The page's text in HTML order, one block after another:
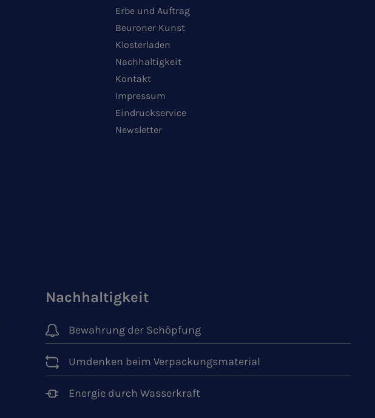
Erbe und Auftrag
Beuroner Kunst
Klosterladen
Nachhaltigkeit
Kontakt
Impressum
Eindruckservice
Newsletter
Nachhaltigkeit
Bewahrung der Schöpfung
Umdenken beim Verpackungsmaterial
Energie durch Wasserkraft